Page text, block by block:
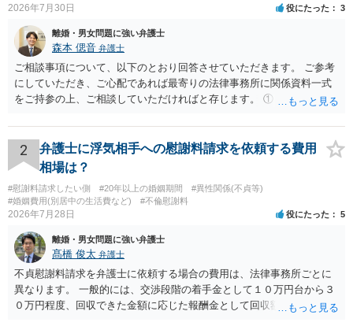
2026年7月30日 役にたった 3
離婚・男女問題に強い弁護士
森本 偲音 弁護士
ご相談事項について、以下のとおり回答させていただきます。 ご参考
にしていただき、ご心配であれば最寄りの法律事務所に関係資料一式
をご持参の上、ご相談していただければと存じます。 ① このLINEの
される可能性はあるのか ⇒LINEを含む１００万円の貸付に至るまでの
やり取り等の経緯、誓約書の内容等を踏まえて、関係を清算するため
の 金銭であったと評価される可能性はあると考えます。 ② 「今後一
切関与しないなら100万円振り込む」というLINEや誓約書は、裁判上
どの程度証拠価値があるのか ⇒前後のやり取りや誓約書の具体的内容
を見ない限り、具体的な判断はできませんが、一定の証拠価値はある
することは認められるのか。 ⇒おそらく１００万円は不当利得（受け
取る正当な権利がないのに利益を取得した）として返還請求されてい
るものかと推察しますので、 貸金返還ではないかと存じます。 ④ 私
は現在、収入も不安定で貯金もなくリボ払い借金が既に約100万あり。
今年に再婚したが主人はお金に厳しい為、一括で220万円を支払う事は
2
弁護士に浮気相手への慰謝料請求を依頼する費用
相場は？
#慰謝料請求したい側 #20年以上の婚姻期間
#異性関係(不貞等)
#婚姻費用(別居中の生活費など)
#不倫慰謝料
2026年7月28日 役にたった 5
離婚・男女問題に強い弁護士
髙橋 俊太 弁護士
不貞慰謝料請求を弁護士に依頼する場合の費用は、法律事務所ごとに
異なります。 一般的には、交渉段階の着手金として１０万円台から３
０万円程度、回収できた金額に応じた報酬金として回収額の１０％か